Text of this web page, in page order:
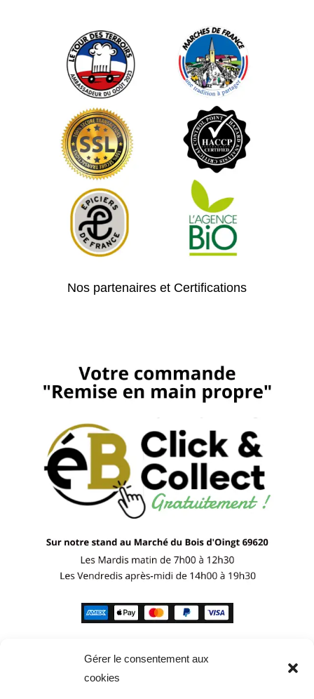
Gérer le consentement aux
cookies
Nos partenaires et Certifications